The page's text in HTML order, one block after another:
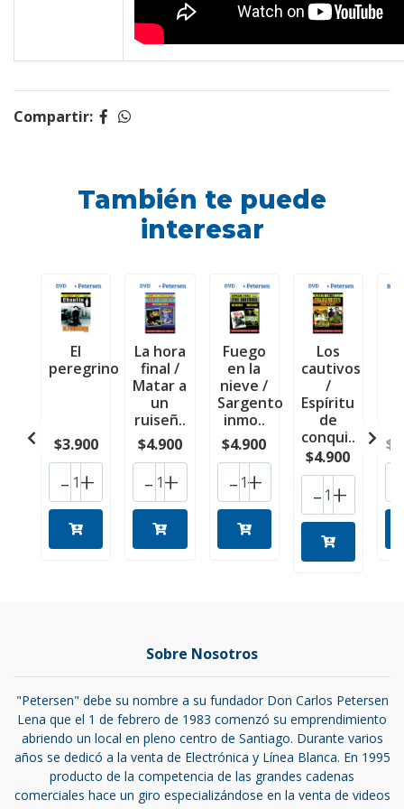
Compartir:
También te puede
interesar
El
peregrino
$3.900
+
-
La hora
final /
Matar a
un
ruiseñ..
$4.900
+
-
Fuego
en la
nieve /
Sargento
inmo..
$4.900
+
-
Los
cautivos
/
Espíritu
de
conqui..
$4.900
+
-
Sobre Nosotros
"Petersen" debe su nombre a su fundador Don Carlos Petersen
Lena que el 1 de febrero de 1983 comenzó su emprendimiento
abriendo un local en pleno centro de Santiago. Durante varios
años se dedicó a la venta de Electrónica y Línea Blanca. En 1995
producto de la competencia de las grandes cadenas
comerciales hace un giro especializándose en la venta de videos